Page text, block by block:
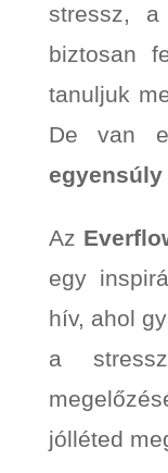
stressz,
biztosan
tanuljuk
De van
egyensúly
Az
egy
hív, ahol
a
jólléted